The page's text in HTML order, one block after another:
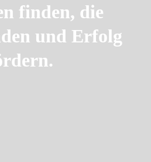
finden, die
und Erfolg